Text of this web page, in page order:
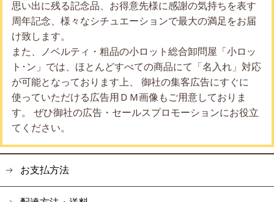
思い出に残る記念品、お得意先様に感謝の気持ちを表す
周年記念、様々なシチュエーションで最大の満足をお届
け致します。
また、ノベルティ・粗品の小ロット総合卸問屋「小ロッ
ト･ン」では、ほとんどすべての商品にて「名入れ」対応
が可能となっております上、 御社の集客広告にすぐに
使っていただける広告用ＤＭ画像もご用意しておりま
す。 ぜひ御社の広告・セールスプロモーションにお役立
てください。
お支払方法